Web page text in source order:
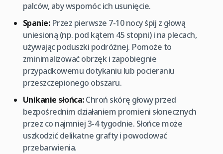
palców, aby wspomóc ich usunięcie.
Spanie:Przez pierwsze 7-10 nocy śpij z głową
uniesioną (np. pod kątem 45 stopni) i na plecach,
używając poduszki podróżnej. Pomoże to
zminimalizować obrzęk i zapobiegnie
przypadkowemu dotykaniu lub pocieraniu
przeszczepionego obszaru.
Unikanie słońca:Chroń skórę głowy przed
bezpośrednim działaniem promieni słonecznych
przez co najmniej 3-4 tygodnie. Słońce może
uszkodzić delikatne grafty i powodować
przebarwienia.